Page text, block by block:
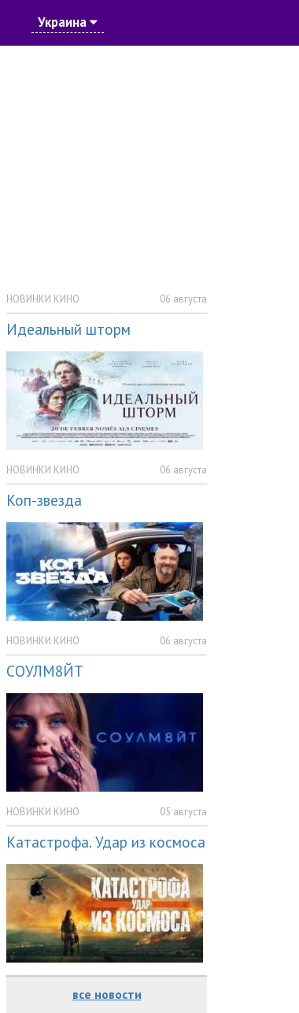
Украина
НОВИНКИ КИНО 06 августа
Идеальный шторм
НОВИНКИ КИНО 06 августа
Коп-звезда
НОВИНКИ КИНО 06 августа
СОУЛМ8ЙТ
НОВИНКИ КИНО 05 августа
Катастрофа. Удар из космоса
все новости